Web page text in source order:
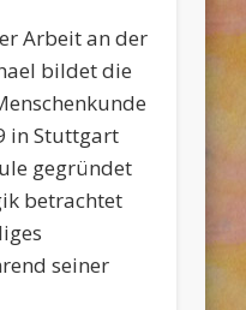
Arbeit an der
bildet die
in Stuttgart
gegründet
betrachtet
seiner